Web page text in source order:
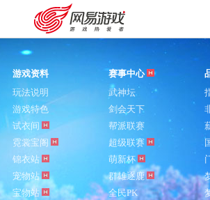
游戏资料 赛事中心
玩法说明
游戏特色
试衣间
霓裳宝阁
锦衣站
宠物站
宝物站
武神坛
剑会天下
帮派联赛
超级联赛
萌新杯
群雄逐鹿
全民PK